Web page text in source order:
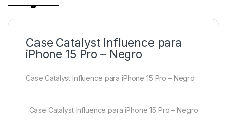
Case Catalyst Influence para
iPhone 15 Pro – Negro
Case Catalyst Influence para iPhone 15 Pro – Negro
Case Catalyst Influence para iPhone 15 Pro – Negro